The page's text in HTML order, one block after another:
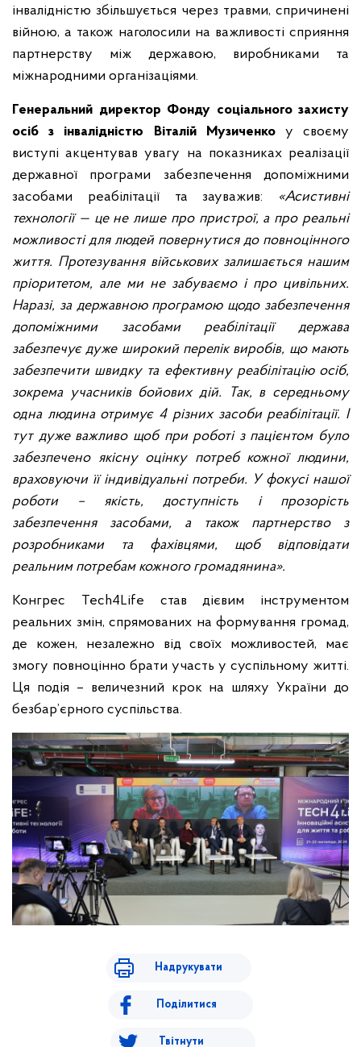
інвалідністю збільшується через травми, спричинені
війною, а також наголосили на важливості сприяння
партнерству між державою, виробниками та
міжнародними організаціями.
Генеральний директор Фонду соціального захисту
осіб з інвалідністю Віталій Музиченко у своєму
виступі акцентував увагу на показниках реалізації
державної програми забезпечення допоміжними
засобами реабілітації та зауважив:
«Асистивні
технології — це не лише про пристрої, а про реальні
можливості для людей повернутися до повноцінного
життя. Протезування військових залишається нашим
пріоритетом, але ми не забуваємо і про цивільних.
Наразі, за державною програмою щодо забезпечення
допоміжними засобами реабілітації держава
забезпечує дуже широкий перелік виробів, що мають
забезпечити швидку та ефективну реабілітацію осіб,
зокрема учасників бойових дій.
Так, в середньому
одна людина отримує 4 різних засоби реабілітації. І
тут дуже важливо щоб при роботі з пацієнтом було
забезпечено якісну оцінку потреб кожної людини,
враховуючи її індивідуальні потреби. У фокусі нашої
роботи – якість, доступність і прозорість
забезпечення засобами, а також партнерство з
розробниками та фахівцями, щоб відповідати
реальним потребам кожного громадянина».
Конгрес Tech4Life став дієвим інструментом
реальних змін, спрямованих на формування громад,
де кожен, незалежно від своїх можливостей, має
змогу повноцінно брати участь у суспільному житті.
Ця подія – величезний крок на шляху України до
безбар’єрного суспільства.
Надрукувати
Поділитися
Твітнути